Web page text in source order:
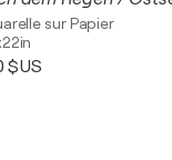
sur Papier
$US